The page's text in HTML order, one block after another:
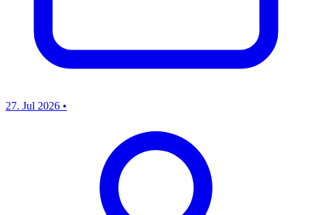
27. Jul 2026 •